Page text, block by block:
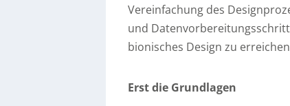
Vereinfachung des
und
bionisches Design zu
Erst die Grundlagen